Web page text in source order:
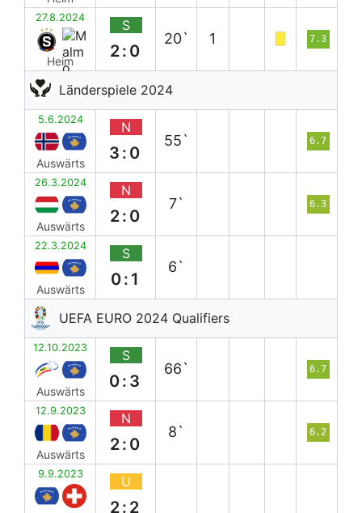
27.8.2024
Heim
S
2:0
20` 1 7.3
Länderspiele 2024
5.6.2024
Auswärts
N
3:0
55` 6.7
26.3.2024
Auswärts
N
2:0
7` 6.3
22.3.2024
Auswärts
S
0:1
6`
UEFA EURO 2024 Qualifiers
12.10.2023
Auswärts
S
0:3
66` 6.7
12.9.2023
Auswärts
N
2:0
8` 6.2
9.9.2023 U
2:2